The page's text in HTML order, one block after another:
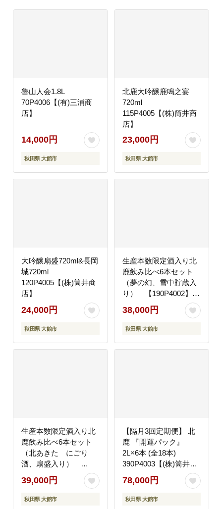
魯山人会1.8L
70P4006【(有)三浦商
店】
14,000円
秋田県 大館市
北鹿大吟醸鹿鳴之宴
720ml
115P4005【(株)筒井商
店】
23,000円
秋田県 大館市
大吟醸扇盛720ml&長岡
城720ml
120P4005【(株)筒井商
店】
24,000円
秋田県 大館市
生産本数限定酒入り北
鹿飲み比べ6本セット
（夢の幻、雪中貯蔵入
り） 【190P4002】
【(株)筒井商店】
38,000円
秋田県 大館市
生産本数限定酒入り北
鹿飲み比べ6本セット
（北あきた にごり
酒、扇盛入り）
【195P4001】【(株)筒
井商店】
39,000円
秋田県 大館市
【隔月3回定期便】 北
鹿 『開運パック』
2L×6本 (全18本)
390P4003【(株)筒井商
78,000円
秋田県 大館市